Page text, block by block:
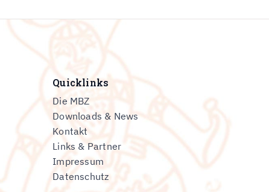
Quicklinks
Die MBZ
Downloads & News
Kontakt
Links & Partner
Impressum
Datenschutz